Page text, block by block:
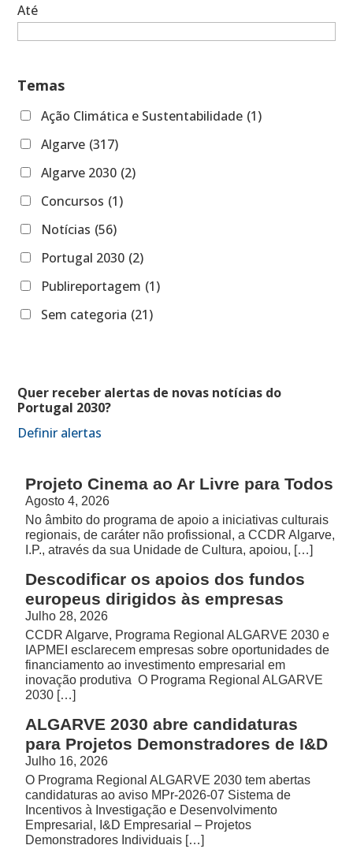
Até
Temas
Ação Climática e Sustentabilidade (1)
Algarve (317)
Algarve 2030 (2)
Concursos (1)
Notícias (56)
Portugal 2030 (2)
Publireportagem (1)
Sem categoria (21)
Quer receber alertas de novas notícias do
Portugal 2030?
Definir alertas
Projeto Cinema ao Ar Livre para Todos
Agosto 4, 2026
No âmbito do programa de apoio a iniciativas culturais
regionais, de caráter não profissional, a CCDR Algarve,
I.P., através da sua Unidade de Cultura, apoiou, […]
Descodificar os apoios dos fundos
europeus dirigidos às empresas
Julho 28, 2026
CCDR Algarve, Programa Regional ALGARVE 2030 e
IAPMEI esclarecem empresas sobre oportunidades de
financiamento ao investimento empresarial em
inovação produtiva O Programa Regional ALGARVE
2030 […]
ALGARVE 2030 abre candidaturas
para Projetos Demonstradores de I&D
Julho 16, 2026
O Programa Regional ALGARVE 2030 tem abertas
candidaturas ao aviso MPr-2026-07 Sistema de
Incentivos à Investigação e Desenvolvimento
Empresarial, I&D Empresarial – Projetos
Demonstradores Individuais […]